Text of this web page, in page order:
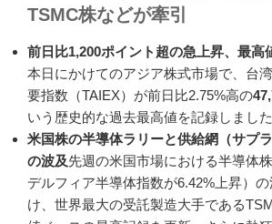
TSMC株などが牽引
前日比1,200ポイント超の急上昇、最高
本日にかけてのアジア株式市場で、台
要指数（TAIEX）が前日比2.75%高の
いう歴史的な過去最高値を記録しました
米国株の半導体ラリーと供給網（サプ
の波及先週の米国市場における半導体
デルフィア半導体指数が6.42%上昇）
け、世界最大の受託製造大手である